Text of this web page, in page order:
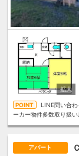
LINE問い合わ
ーカー物件多数取り扱
アパート